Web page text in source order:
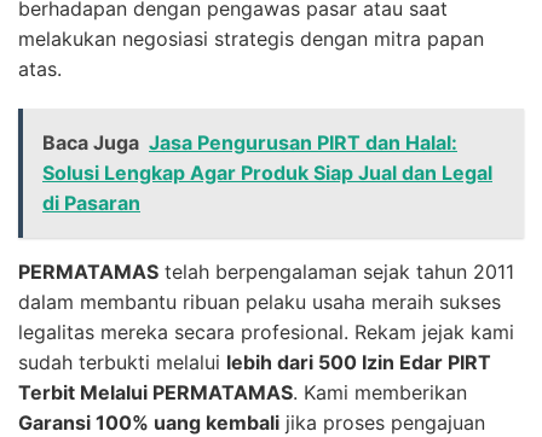
berhadapan dengan pengawas pasar atau saat
melakukan negosiasi strategis dengan mitra papan
atas.
Baca Juga Jasa Pengurusan PIRT dan Halal:
Solusi Lengkap Agar Produk Siap Jual dan Legal
di Pasaran
PERMATAMAS telah berpengalaman sejak tahun 2011
dalam membantu ribuan pelaku usaha meraih sukses
legalitas mereka secara profesional. Rekam jejak kami
sudah terbukti melalui lebih dari 500 Izin Edar PIRT
Terbit Melalui PERMATAMAS. Kami memberikan
Garansi 100% uang kembali jika proses pengajuan